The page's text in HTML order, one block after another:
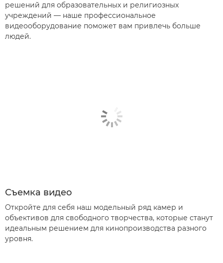
решений для образовательных и религиозных
учреждений — наше профессиональное
видеооборудование поможет вам привлечь больше
людей.
Съемка видео
Откройте для себя наш модельный ряд камер и
объективов для свободного творчества, которые станут
идеальным решением для кинопроизводства разного
уровня.